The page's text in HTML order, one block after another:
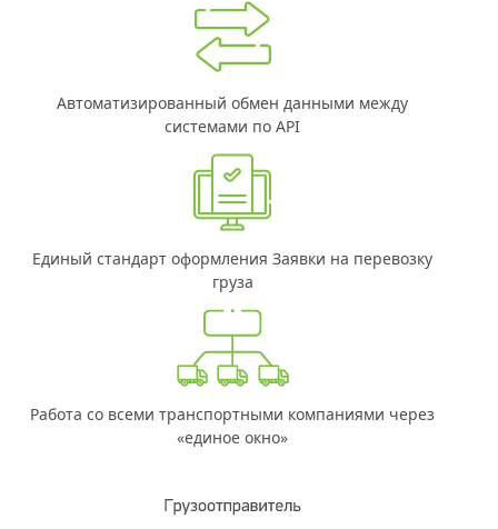
Автоматизированный обмен данными между
системами по API
Единый стандарт оформления Заявки на перевозку
груза
Работа со всеми транспортными компаниями через
«единое окно»